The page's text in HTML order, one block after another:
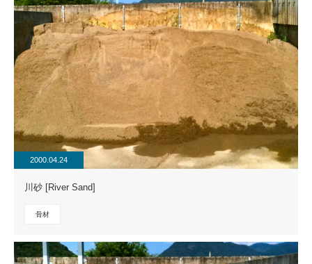
2000.04.24
川砂 [River Sand]
骨材